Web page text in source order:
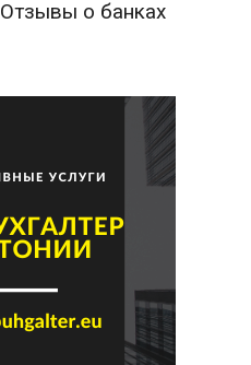
Отзывы о банках